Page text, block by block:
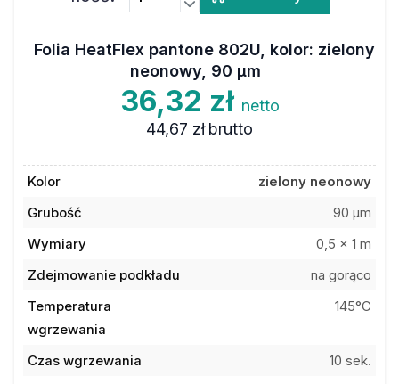
Folia HeatFlex pantone 802U, kolor: zielony
neonowy, 90 µm
36,32 zł netto
44,67 zł brutto
Kolor
zielony neonowy
Grubość
90 µm
Wymiary
0,5 x 1 m
Zdejmowanie podkładu
na gorąco
Temperatura
wgrzewania
145°C
Czas wgrzewania
10 sek.